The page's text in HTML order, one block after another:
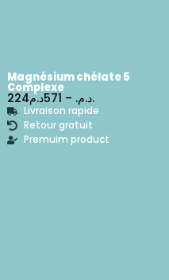
Magnésium chélate 5
Complexe
224 د.م. –
571 د.م.
Livraison rapide
Retour gratuit
Premuim product